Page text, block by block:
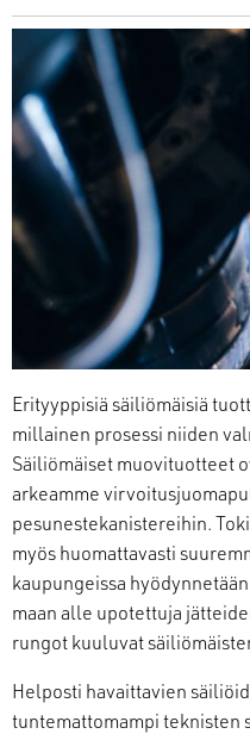
Erityyppisiä säiliömäisiä
millainen prosessi niiden
Säiliömäiset muovituotteet
arkeamme
pesunestekanistereihin.
myös huomattavasti
kaupungeissa
maan alle upotettuja
rungot kuuluvat
Helposti havaittavien
tuntemattomampi teknisten